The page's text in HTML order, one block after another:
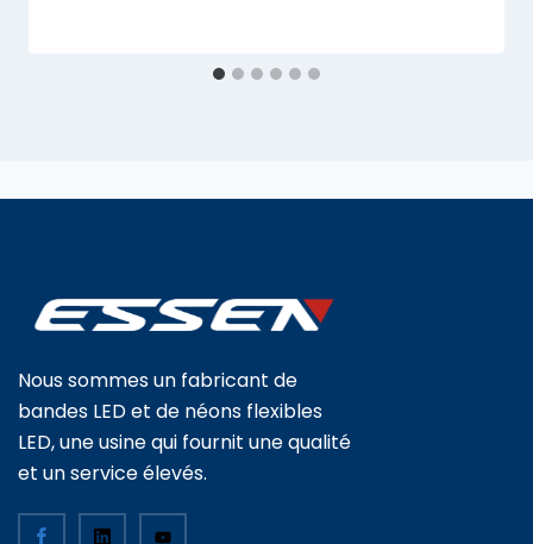
Nous sommes un fabricant de
bandes LED et de néons flexibles
LED, une usine qui fournit une qualité
et un service élevés.